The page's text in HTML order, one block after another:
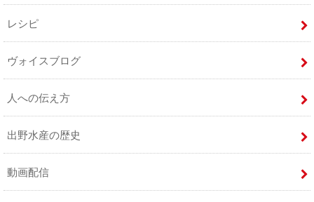
レシピ
ヴォイスブログ
人への伝え方
出野水産の歴史
動画配信